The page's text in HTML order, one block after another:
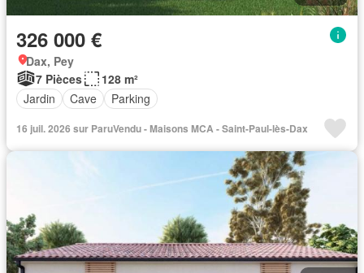
326 000 €
Dax, Pey
7 Pièces
128 m²
Jardin
Cave Parking
16 juil. 2026 sur ParuVendu - Maisons MCA - Saint-Paul-lès-Dax